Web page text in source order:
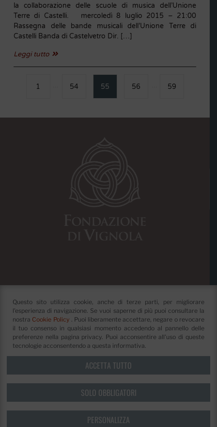
la collaborazione delle scuole di musica dell’Unione
Terre di Castelli. mercoledì 8 luglio 2015 – 21:00
Rassegna delle bande musicali dell’Unione Terre di
Castelli Banda di Castelvetro Dir. […]
Leggi tutto
1 54 55 56 59
Fondazione di Vignola
Piazza dei Contrari, 4 41058
©Fondazione di Vignola
Questo sito utilizza cookie, anche di terze parti, per migliorare
l'esperienza di navigazione. Se vuoi saperne di più puoi consultare la
nostra Cookie Policy
. Puoi liberamente accettare, negare o revocare
il tuo consenso in qualsiasi momento accedendo al pannello delle
preferenze nella pagina privacy. Puoi acconsentire all'uso di queste
tecnologie acconsentendo a questa informativa.
ACCETTA TUTTO
SOLO OBBLIGATORI
PERSONALIZZA